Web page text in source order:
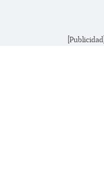
[Publicidad]